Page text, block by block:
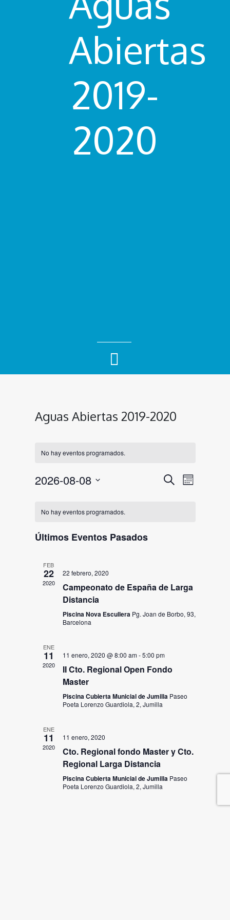
Abiertas
2019-
2020
Aguas Abiertas 2019-2020
No hay eventos programados.
Eventos
BuscarMes
2026-08-08
fecha.
Calendario
Eventos
No hay eventos programados.
Últimos Eventos Pasados
FEB
22
2020
22 febrero, 2020
Campeonato de España de Larga
Distancia
Piscina Nova Escullera Pg. Joan de Borbo, 93,
Barcelona
ENE
11
2020
11 enero, 2020 @ 8:00 am-5:00 pm
II Cto. Regional Open Fondo
Master
Piscina Cubierta Municial de Jumilla Paseo
Poeta Lorenzo Guardiola, 2, Jumilla
ENE
11
2020
11 enero, 2020
Cto. Regional fondo Master y Cto.
Regional Larga Distancia
Piscina Cubierta Municial de Jumilla Paseo
Poeta Lorenzo Guardiola, 2, Jumilla